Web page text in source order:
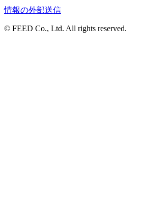
情報の外部送信
© FEED Co., Ltd. All rights reserved.